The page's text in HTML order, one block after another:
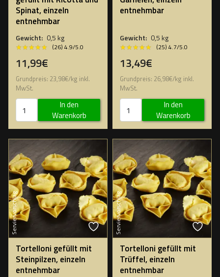
Spinat, einzeln
entnehmbar
Gewicht: 0,5 kg
★★★★★
★★★★★ (26) 4.9/5.0
11,99€
Grundpreis: 23,98€/kg inkl.
MwSt.
In den
Warenkorb
entnehmbar
Gewicht: 0,5 kg
★★★★★
★★★★★ (25) 4.7/5.0
13,49€
Grundpreis: 26,98€/kg inkl.
MwSt.
In den
Warenkorb
Serviervorschlag
Tortelloni gefüllt mit
Steinpilzen, einzeln
entnehmbar
Serviervorschlag
Tortelloni gefüllt mit
Trüffel, einzeln
entnehmbar